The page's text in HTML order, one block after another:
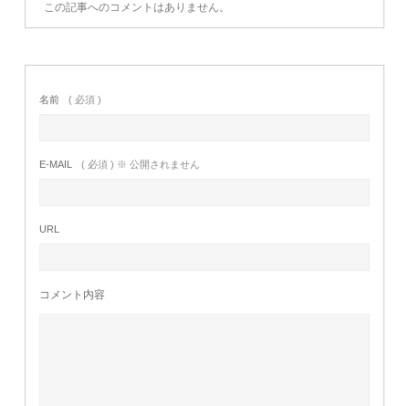
この記事へのコメントはありません。
名前 ( 必須 )
E-MAIL ( 必須 ) ※ 公開されません
URL
コメント内容